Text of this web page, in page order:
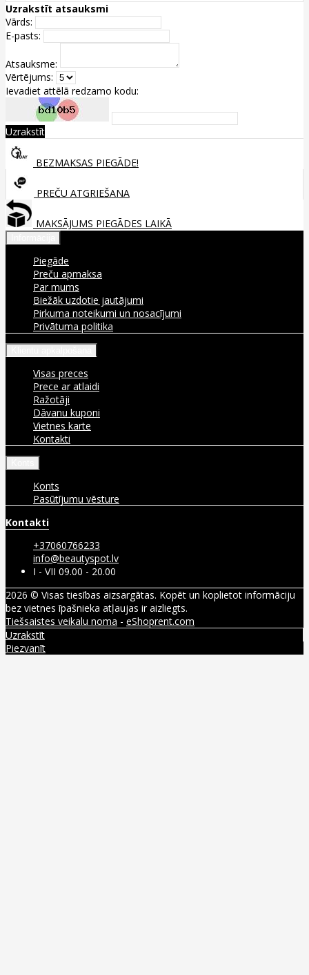
Uzrakstīt atsauksmi
Vārds:
E-pasts:
Atsauksme:
Vērtējums:
Ievadiet attēlā redzamo kodu:
Uzrakstīt
BEZMAKSAS PIEGĀDE!
PREČU ATGRIEŠANA
MAKSĀJUMS PIEGĀDES LAIKĀ
Piegāde
Preču apmaksa
Par mums
Biežāk uzdotie jautājumi
Pirkuma noteikumi un nosacījumi
Privātuma politika
Visas preces
Prece ar atlaidi
Ražotāji
Dāvanu kuponi
Vietnes karte
Kontakti
Konts
Pasūtījumu vēsture
Kontakti
+37060766233
info@beautyspot.lv
I - VII 09.00 - 20.00
2026 © Visas tiesības aizsargātas. Kopēt un koplietot informāciju
bez vietnes īpašnieka atļaujas ir aizliegts.
Tiešsaistes veikalu noma - eShoprent.com
Uzrakstīt
Piezvanīt